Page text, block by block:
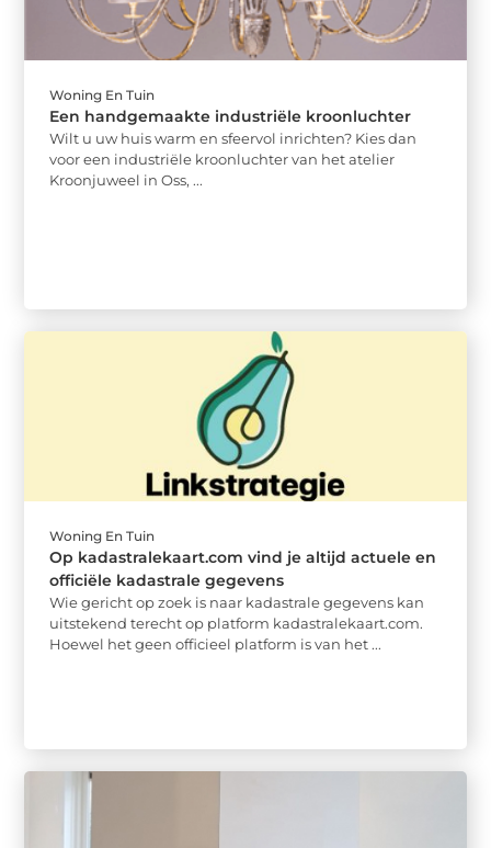
Woning En Tuin
Een handgemaakte industriële kroonluchter
Wilt u uw huis warm en sfeervol inrichten? Kies dan
voor een industriële kroonluchter van het atelier
Kroonjuweel in Oss, ...
Woning En Tuin
Op kadastralekaart.com vind je altijd actuele en
officiële kadastrale gegevens
Wie gericht op zoek is naar kadastrale gegevens kan
uitstekend terecht op platform kadastralekaart.com.
Hoewel het geen officieel platform is van het ...